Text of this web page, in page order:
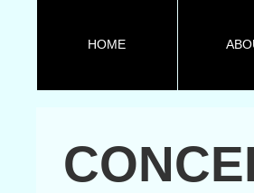
HOME